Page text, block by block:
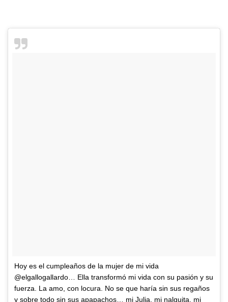
Hoy es el cumpleaños de la mujer de mi vida
@elgallogallardo… Ella transformó mi vida con su pasión y su
fuerza. La amo, con locura. No se que haría sin sus regaños
y sobre todo sin sus apapachos… mi Julia, mi nalguita, mi